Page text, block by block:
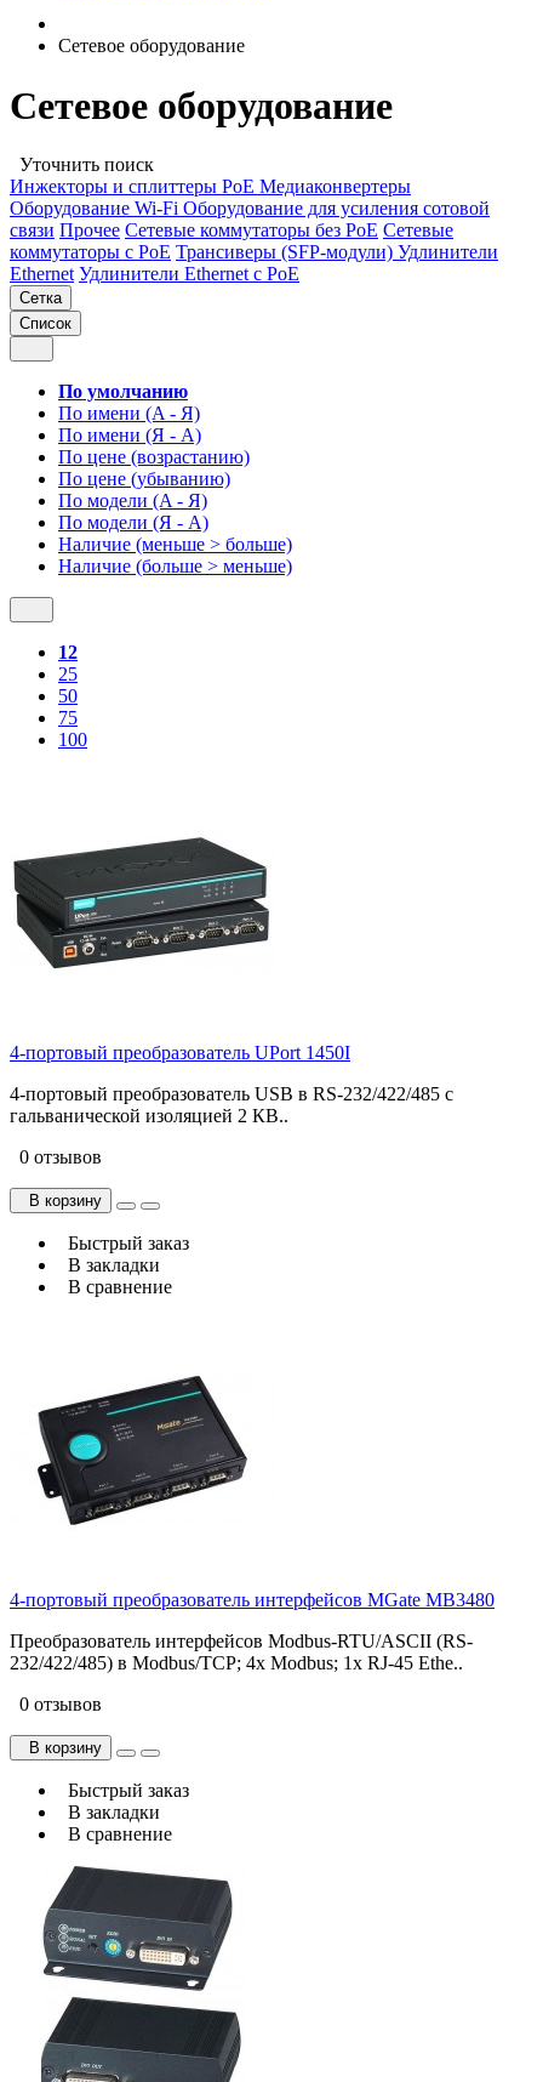
Сетевое оборудование
Сетевое оборудование
Уточнить поиск
Инжекторы и сплиттеры РоЕ Медиаконвертеры
Оборудование Wi-Fi Оборудование для усиления сотовой
связи Прочее Сетевые коммутаторы без РоЕ Сетевые
коммутаторы с РоЕ Трансиверы (SFP-модули) Удлинители
Ethernet Удлинители Ethernet с PoE
Сетка
Список
По умолчанию
По имени (A - Я)
По имени (Я - A)
По цене (возрастанию)
По цене (убыванию)
По модели (A - Я)
По модели (Я - A)
Наличие (меньше > больше)
Наличие (больше > меньше)
12
25
50
75
100
4-портовый преобразователь UPort 1450I
4-портовый преобразователь USB в RS-232/422/485 с
гальванической изоляцией 2 КВ..
0 отзывов
В корзину
Быстрый заказ
В закладки
В сравнение
4-портовый преобразователь интерфейсов MGate MB3480
Преобразователь интерфейсов Modbus-RTU/ASCII (RS-
232/422/485) в Modbus/TCP; 4х Modbus; 1x RJ-45 Ethe..
0 отзывов
В корзину
Быстрый заказ
В закладки
В сравнение